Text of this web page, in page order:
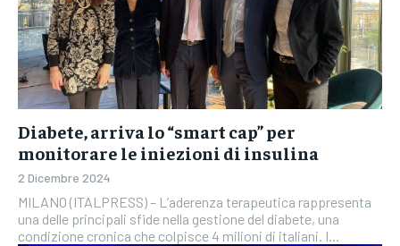
Diabete, arriva lo “smart cap” per
monitorare le iniezioni di insulina
2 Dicembre 2024
MILANO (ITALPRESS) – L’aderenza terapeutica rappresenta
una delle principali sfide nella gestione del diabete, una
condizione cronica che colpisce 4 milioni di italiani. I...